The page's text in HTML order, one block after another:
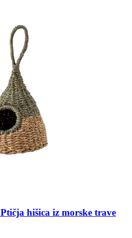
Ptičja hišica iz morske trave